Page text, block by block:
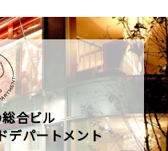
合ビル
デパートメント